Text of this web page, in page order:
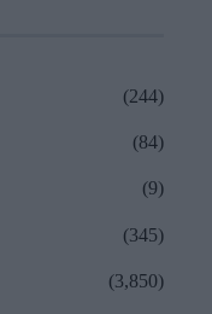
(244)
(84)
(9)
(345)
(3,850)